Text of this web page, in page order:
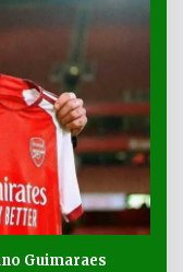
Guimaraes